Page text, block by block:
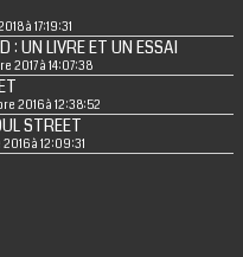
à 17:19:31
: UN LIVRE ET UN ESSAI
2017 à 14:07:38
2016 à 12:38:52
STREET
à 12:09:31